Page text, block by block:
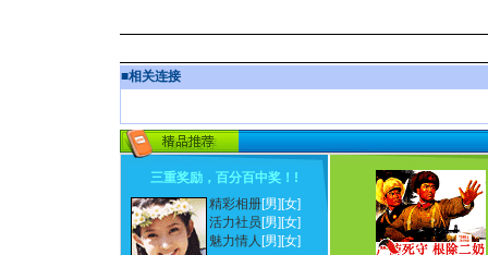
■相关连接
三重奖励，百分百中奖！ !
精彩相册[男] [女]
活力社员 [男] [女]
魅力情人 [男] [女]